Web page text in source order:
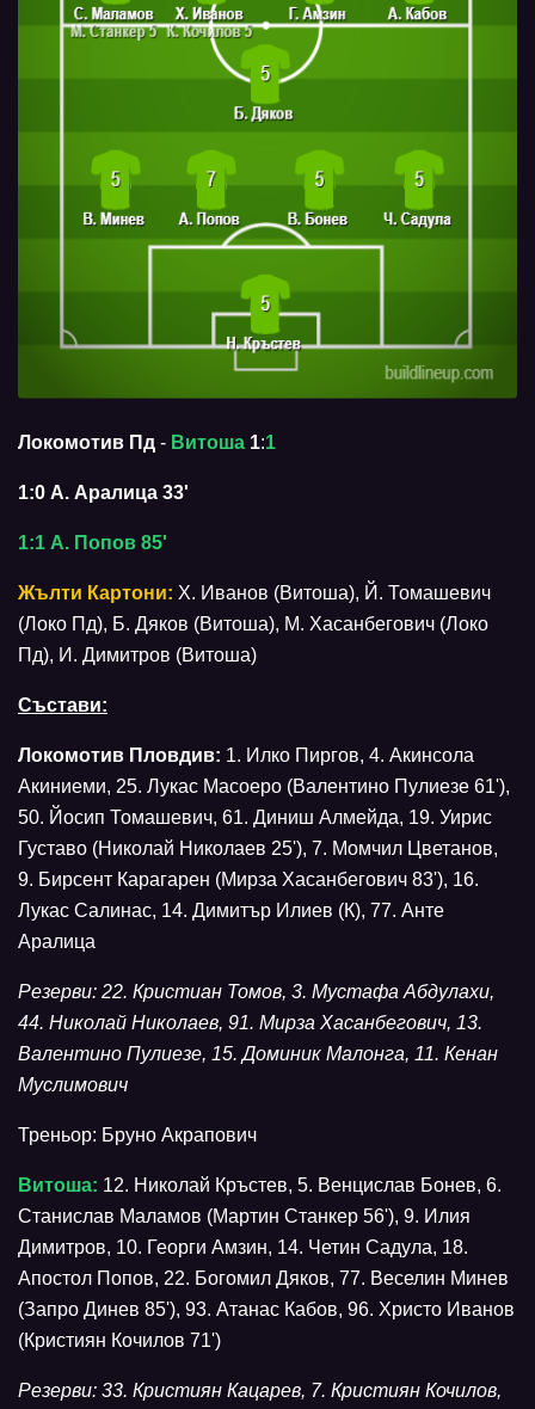
Локомотив Пд - Витоша 1:1
1:0 А. Аралица 33'
1:1 А. Попов 85'
Жълти Картони: Х. Иванов (Витоша), Й. Томашевич
(Локо Пд), Б. Дяков (Витоша), М. Хасанбегович (Локо
Пд), И. Димитров (Витоша)
Състави:
Локомотив Пловдив: 1. Илко Пиргов, 4. Акинсола
Акиниеми, 25. Лукас Масоеро (Валентино Пулиезе 61'),
50. Йосип Томашевич, 61. Диниш Алмейда, 19. Уирис
Густаво (Николай Николаев 25'), 7. Момчил Цветанов,
9. Бирсент Карагарен (Мирза Хасанбегович 83'), 16.
Лукас Салинас, 14. Димитър Илиев (К), 77. Анте
Аралица
Резерви: 22. Кристиан Томов, 3. Мустафа Абдулахи,
44. Николай Николаев, 91. Мирза Хасанбегович, 13.
Валентино Пулиезе, 15. Доминик Малонга, 11. Кенан
Муслимович
Треньор: Бруно Акрапович
Витоша: 12. Николай Кръстев, 5. Венцислав Бонев, 6.
Станислав Маламов (Мартин Станкер 56'), 9. Илия
Димитров, 10. Георги Амзин, 14. Четин Садула, 18.
Апостол Попов, 22. Богомил Дяков, 77. Веселин Минев
(Запро Динев 85'), 93. Атанас Кабов, 96. Христо Иванов
(Кристиян Кочилов 71')
Резерви: 33. Кристиян Кацарев, 7. Кристиян Кочилов,